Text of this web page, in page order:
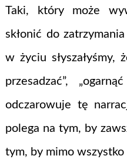
Taki, który może
skłonić do
w życiu słyszałyśmy,
przesadzać”,
odczarowuje tę
polega na tym, by
tym, by mimo